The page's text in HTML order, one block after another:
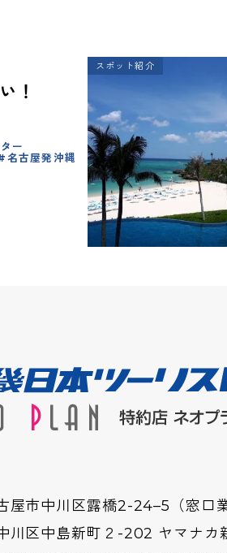
い！
ー
名古屋発沖縄
スポット紹介
屋市中川区露橋2-24–5（窓口
川区中島新町２-202 ヤマナカ